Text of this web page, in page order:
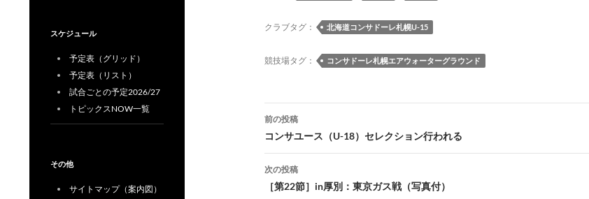
b
o
o
k
k
y
a
ds
d
o
n
n
a
クラブタグ： 北海道コンサドーレ札幌U-15
競技場タグ： コンサドーレ札幌エアウォーターグラウンド
投
稿
ナ
ビ
前の投稿
コンサユース（U-18）セレクション行われる
次の投稿
［第22節］in厚別：東京ガス戦（写真付）
スケジュール
予定表（グリッド）
予定表（リスト）
試合ごとの予定2026/27
トピックスNOW一覧
その他
サイトマップ（案内図）